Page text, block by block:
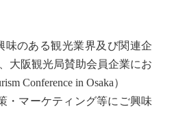
味のある観光業界及び関連企
大阪観光局賛助会員企業にお
Conference in Osaka）
・マーケティング等にご興味